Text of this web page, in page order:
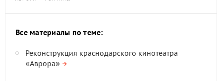
Все материалы по теме:
Реконструкция краснодарского кинотеатра
«Аврора»